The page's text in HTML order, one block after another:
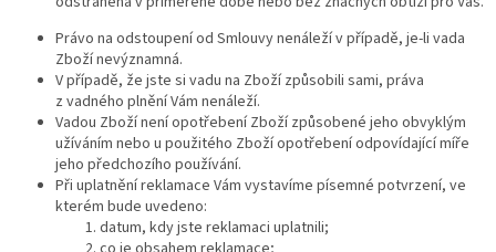
Právo na odstoupení od Smlouvy nenáleží v případě, je-li vada
Zboží nevýznamná.
V případě, že jste si vadu na Zboží způsobili sami, práva
z vadného plnění Vám nenáleží.
Vadou Zboží není opotřebení Zboží způsobené jeho obvyklým
užíváním nebo u použitého Zboží opotřebení odpovídající míře
jeho předchozího používání.
Při uplatnění reklamace Vám vystavíme písemné potvrzení, ve
kterém bude uvedeno:
datum, kdy jste reklamaci uplatnili;